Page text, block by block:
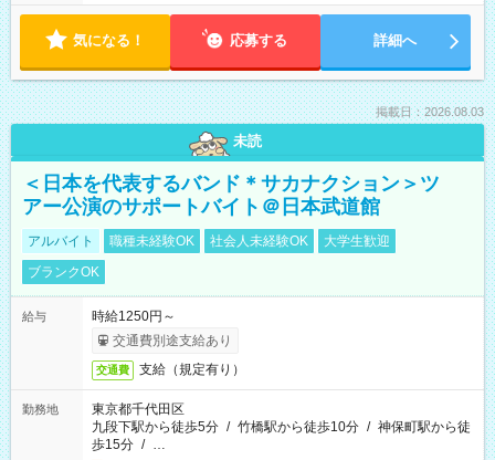
気になる！ 応募する 詳細へ
掲載日：2026.08.03
未読
＜日本を代表するバンド＊サカナクション＞ツ
アー公演のサポートバイト＠日本武道館
アルバイト 職種未経験OK 社会人未経験OK
大学生歓迎
ブランクOK
給与
時給1250円～
交通費別途支給あり
交通費 支給（規定有り）
勤務地
東京都千代田区
九段下駅から徒歩5分 / 竹橋駅から徒歩10分 / 神保町駅から徒
歩15分 / …